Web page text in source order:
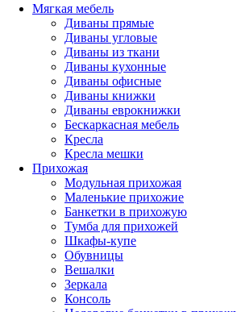
Мягкая мебель
Диваны прямые
Диваны угловые
Диваны из ткани
Диваны кухонные
Диваны офисные
Диваны книжки
Диваны еврокнижки
Бескаркасная мебель
Кресла
Кресла мешки
Прихожая
Модульная прихожая
Маленькие прихожие
Банкетки в прихожую
Тумба для прихожей
Шкафы-купе
Обувницы
Вешалки
Зеркала
Консоль